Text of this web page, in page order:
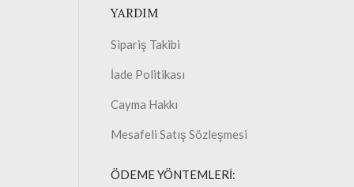
YARDIM
Sipariş Takibi
İade Politikası
Cayma Hakkı
Mesafeli Satış Sözleşmesi
ÖDEME YÖNTEMLERİ: